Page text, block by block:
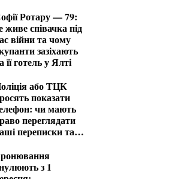
Ротару — 79:
живе співачка під
війни та чому
зазіхають
її готель у Ялті
або ТЦК
показати
чи мають
переглядати
переписки та
з 1